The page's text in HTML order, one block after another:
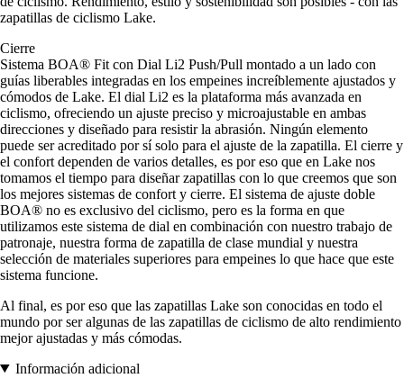
zapatillas de ciclismo Lake.
Cierre
Sistema BOA® Fit con Dial Li2 Push/Pull montado a un lado con
guías liberables integradas en los empeines increíblemente ajustados y
cómodos de Lake. El dial Li2 es la plataforma más avanzada en
ciclismo, ofreciendo un ajuste preciso y microajustable en ambas
direcciones y diseñado para resistir la abrasión. Ningún elemento
puede ser acreditado por sí solo para el ajuste de la zapatilla. El cierre y
el confort dependen de varios detalles, es por eso que en Lake nos
tomamos el tiempo para diseñar zapatillas con lo que creemos que son
los mejores sistemas de confort y cierre. El sistema de ajuste doble
BOA® no es exclusivo del ciclismo, pero es la forma en que
utilizamos este sistema de dial en combinación con nuestro trabajo de
patronaje, nuestra forma de zapatilla de clase mundial y nuestra
selección de materiales superiores para empeines lo que hace que este
sistema funcione.
Al final, es por eso que las zapatillas Lake son conocidas en todo el
mundo por ser algunas de las zapatillas de ciclismo de alto rendimiento
mejor ajustadas y más cómodas.
Información adicional